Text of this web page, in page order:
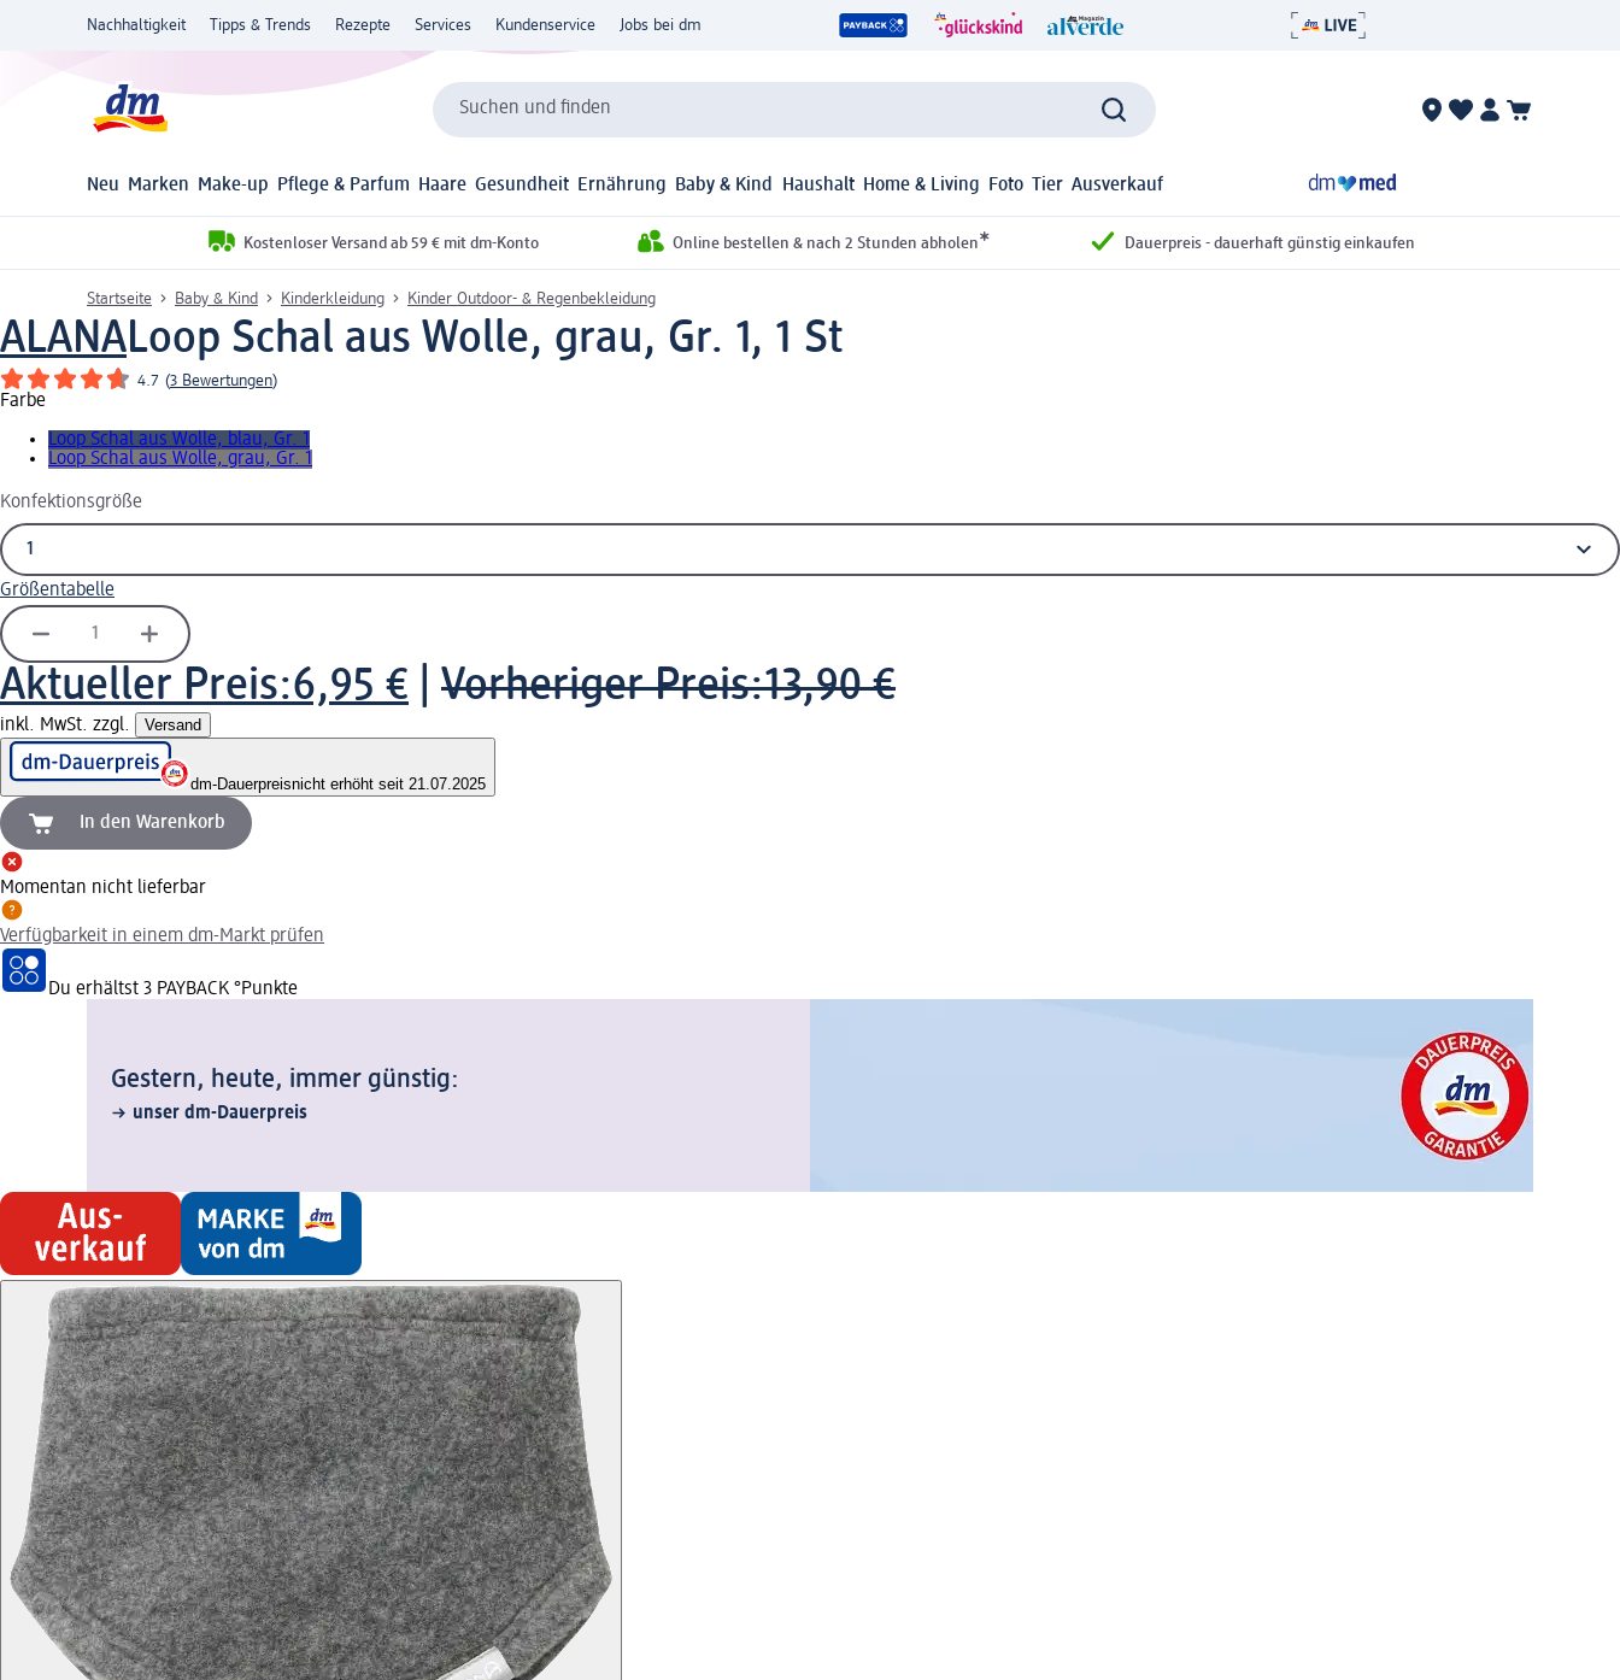
Nachhaltigkeit Tipps & Trends Rezepte Services Kundenservice Jobs bei dm
Suchen und finden
Neu Marken Make-up Pflege & Parfum Haare Gesundheit Ernährung Baby & Kind Haushalt Home & Living Foto Tier Ausverkauf
Kostenloser Versand ab 59 € mit dm-Konto Online bestellen & nach 2 Stunden abholen* Dauerpreis - dauerhaft günstig einkaufen
Startseite Baby & Kind Kinderkleidung Kinder Outdoor- & Regenbekleidung
ALANALoop Schal aus Wolle, grau, Gr. 1, 1 St
4.7 (3 Bewertungen)
Farbe
Loop Schal aus Wolle, blau, Gr. 1
Loop Schal aus Wolle, grau, Gr. 1
Konfektionsgröße
Größentabelle
Aktueller Preis:6,95 € Vorheriger Preis:13,90 €
inkl. MwSt. zzgl. Versand
dm-Dauerpreisnicht erhöht seit 21.07.2025
In den Warenkorb
Momentan nicht lieferbar
Verfügbarkeit in einem dm-Markt prüfen
Du erhältst 3 PAYBACK °Punkte
Gestern, heute, immer günstig:
unser dm-Dauerpreis